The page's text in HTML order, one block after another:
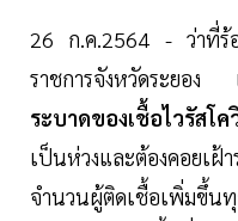
26 ก.ค.2564 - ว่าที่ร้
ราชการจังหวัดระยอ
ระบาดของเชื้อไวรัสโ
เป็นห่วงและต้องคอยเ
จำนวนผู้ติดเชื้อเพิ่มขึ้